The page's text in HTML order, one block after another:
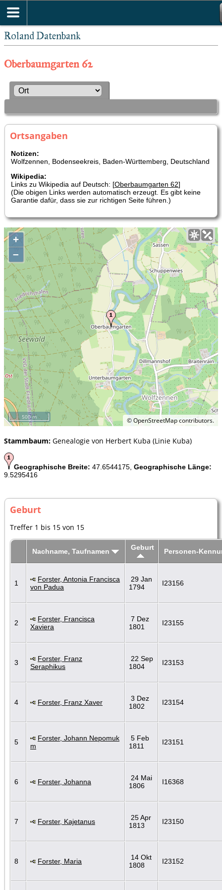
Roland Datenbank
Oberbaumgarten 62
Ortsangaben
Notizen:
Wolfzennen, Bodenseekreis, Baden-Württemberg, Deutschland
Wikipedia:
Links zu Wikipedia auf Deutsch: [Oberbaumgarten 62]
(Die obigen Links werden automatisch erzeugt. Es gibt keine
Garantie dafür, dass sie zur richtigen Seite führen.)
+
–
©OpenStreetMapcontributors.
500 m
Stammbaum: Genealogie von Herbert Kuba (Linie Kuba)
Geographische Breite: 47.6544175, Geographische Länge:
9.5295416
Geburt
Treffer 1 bis 15 von 15
Nachname, Taufnamen Geburt Personen-
1
Forster, Antonia Francisca
von Padua
29 Jan
1794
I23156
2
Forster, Francisca
Xaviera
7 Dez
1801
I23155
3
Forster, Franz
Seraphikus
22 Sep
1804
I23153
4 Forster, Franz Xaver
3 Dez
1802
I23154
5
Forster, Johann Nepomuk
m
5 Feb
1811
I23151
6 Forster, Johanna
24 Mai
1806
I16368
7 Forster, Kajetanus
25 Apr
1813
I23150
8 Forster, Maria
14 Okt
1808
I23152